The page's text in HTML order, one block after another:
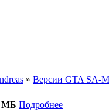
» Версии GTA SA-
МБ Подробнее